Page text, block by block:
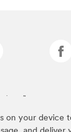
on your device
cima são marcas